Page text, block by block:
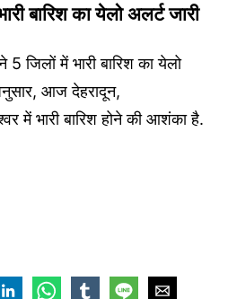
बारिश का येलो अलर्ट जारी
5 जिलों में भारी बारिश का येलो
आज देहरादून,
में भारी बारिश होने की आशंका है.